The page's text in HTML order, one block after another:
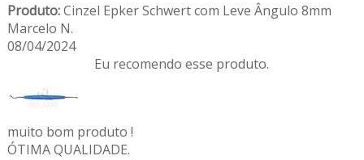
Produto:Cinzel Epker Schwert com Leve Ângulo 8mm
Marcelo N.
08/04/2024
Eu recomendo esse produto.
muito bom produto !
ÓTIMA QUALIDADE.